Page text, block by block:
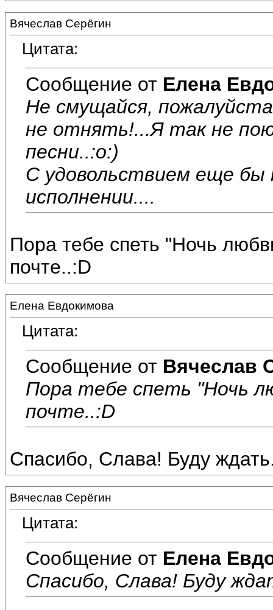
Вячеслав Серёгин
Цитата:
Сообщение от Елена
Не смущайся,
не отнять!...Я так не
песни..:o:)
С удовольствием еще бы
исполнении....
Пора тебе спеть "Ночь
почте..:D
Елена Евдокимова
Цитата:
Сообщение от Вячеслав
Пора тебе спеть "Ночь
почте..:D
Спасибо, Слава! Буду
Вячеслав Серёгин
Цитата:
Сообщение от Елена
Спасибо, Слава! Буду